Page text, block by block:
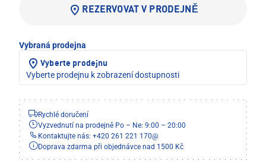
REZERVOVAT V PRODEJNĚ
Vybraná prodejna
Vyberte prodejnu
Vyberte prodejnu k zobrazení dostupnosti
Rychlé doručení
Vyzvednutí na prodejně Po – Ne: 9:00 – 20:00
Kontaktujte nás: +420 261 221 170@
Doprava zdarma při objednávce nad 1500 Kč